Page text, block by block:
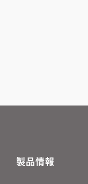
製品情報